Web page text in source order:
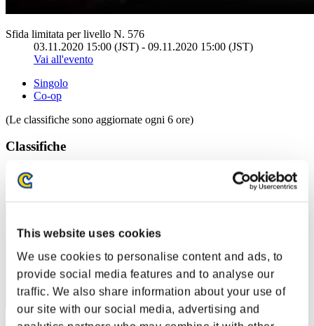
This website uses cookies
We use cookies to personalise content and ads, to
provide social media features and to analyse our
traffic. We also share information about your use of
our site with our social media, advertising and
Sfida limitata per livello N. 576
03.11.2020 15:00 (JST) - 09.11.2020 15:00 (JST)
Vai all'evento
Singolo
Co-op
(Le classifiche sono aggiornate ogni 6 ore)
Classifiche
Posizione